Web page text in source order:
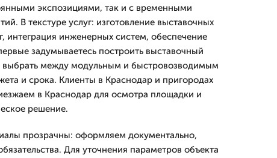
экспозициями, так и с временными
В текстуре услуг: изготовление выставочных
интеграция инженерных систем, обеспечение
задумываетесь построить выставочный
между модульным и быстровозводимым
и срока. Клиенты в Краснодар и пригородах
в Краснодар для осмотра площадки и
решение.
прозрачны: оформляем документально,
Для уточнения параметров объекта